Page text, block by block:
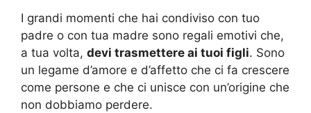
I grandi momenti che hai condiviso con tuo
padre o con tua madre sono regali emotivi che,
a tua volta, devi trasmettere ai tuoi figli. Sono
un legame d’amore e d’affetto che ci fa crescere
come persone e che ci unisce con un’origine che
non dobbiamo perdere.